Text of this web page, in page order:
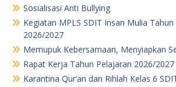
Sosialisasi Anti Bullying
Kegiatan MPLS SDIT Insan Mulia
2026/2027
Memupuk Kebersamaan, Menyiapkan
Rapat Kerja Tahun Pelajaran 2026/2027
Karantina Qur’an dan Rihlah Kelas 6